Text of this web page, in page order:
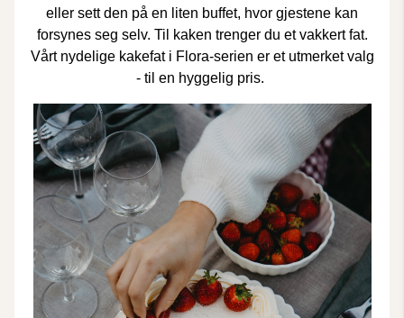
eller sett den på en liten buffet, hvor gjestene kan
forsynes seg selv. Til kaken trenger du et vakkert fat.
Vårt nydelige kakefat i Flora-serien er et utmerket valg
- til en hyggelig pris.